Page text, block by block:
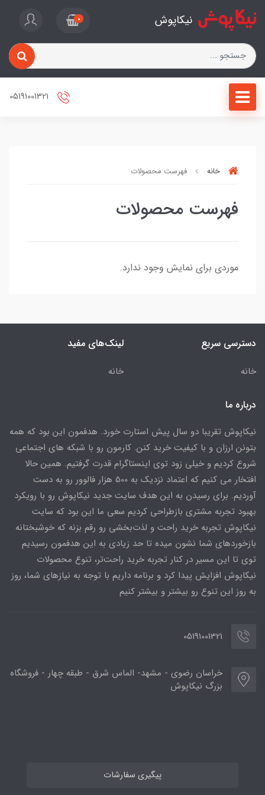
نیکاپوش 0
خانه فهرست محصولات
فهرست محصولات
موردی برای نمایش وجود ندارد.
دسترسی سریع
خانه
لینک‌های مفید
خانه
درباره ما
نیکاپوش تقریبا دو سال پیش استارت خورد. هدفمون این بود که همه
بتونن ارزان و با کیفیت خرید کنن. کارمون رو با شبکه های اجتماعی
شروع کردیم و خیلی زود توی اینستاگرام قدرت گرفتیم. همین حالا
افتخار می کنیم که اعتماد نزدیک به 500 هزار فالوور رو به دست
آوردیم. برای رسیدن به این هدف سایت جدید نیکاپوش رو با رویکرد
بهبود تجربه مشتری بازطراحی کردیم سعی ما این بود که سایت
نیکاپوش تجربه خرید راحت و لذت‌بخشی رو رقم بزنه که خوشبختانه
بازخوردهای شما نشون میده تا حد زیادی به این هدفمون رسیدیم
توی تا این مسیر در کنار تجربه خرید راحت‌تر، تنوع محصولات
نیکاپوش افزایش پیدا کرد و برنامه داریم با توجه به نیازهای شما، روز
به روز این تنوع رو بیشتر و بیشتر کنیم
05191001321
خراسان رضوی - مشهد- الماس شرق - طبقه چهار - فروشگاه
بزرگ نیکاپوش
پیگیری سفارشات